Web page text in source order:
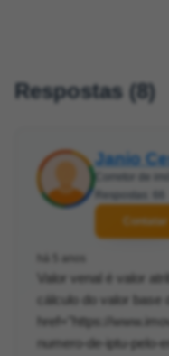
Respostas (8)
Janio
Contatar
Valor venal é valor
cálculo do valor base
href="https://
numero-de-iptu-pelo-